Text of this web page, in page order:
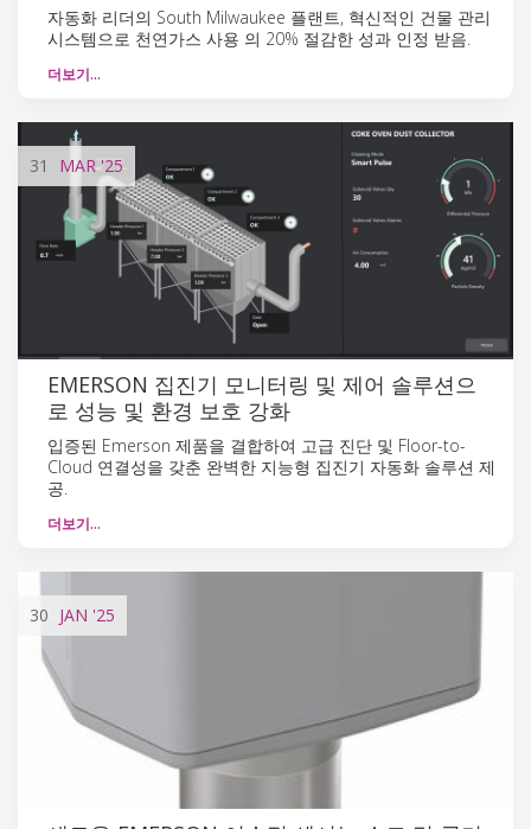
자동화 리더의 South Milwaukee 플랜트, 혁신적인 건물 관리
시스템으로 천연가스 사용 의 20% 절감한 성과 인정 받음.
더보기…
31 MAR'25
EMERSON 집진기 모니터링 및 제어 솔루션으
로 성능 및 환경 보호 강화
입증된 Emerson 제품을 결합하여 고급 진단 및 Floor-to-
Cloud 연결성을 갖춘 완벽한 지능형 집진기 자동화 솔루션 제
공.
더보기…
30 JAN '25